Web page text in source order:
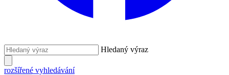
Hledaný výraz
rozšířené vyhledávání